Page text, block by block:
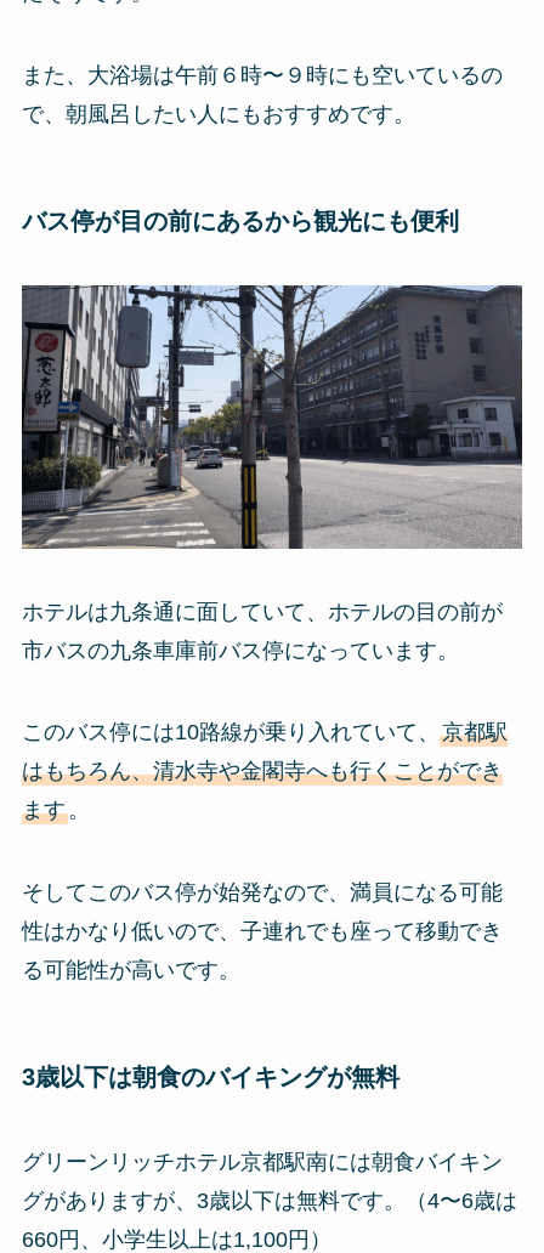
また、大浴場は午前６時〜９時にも空いているの
で、朝風呂したい人にもおすすめです。
バス停が目の前にあるから観光にも便利
ホテルは九条通に面していて、ホテルの目の前が
市バスの九条車庫前バス停になっています。
このバス停には10路線が乗り入れていて、 京都駅
はもちろん、清水寺や金閣寺へも行くことができ
ます。
そしてこのバス停が始発なので、満員になる可能
性はかなり低いので、子連れでも座って移動でき
る可能性が高いです。
3歳以下は朝食のバイキングが無料
グリーンリッチホテル京都駅南には朝食バイキン
グがありますが、3歳以下は無料です。（4〜6歳は
660円、小学生以上は1,100円）